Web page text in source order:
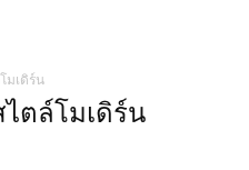
มเดิร์น
ตล์โมเดิร์น